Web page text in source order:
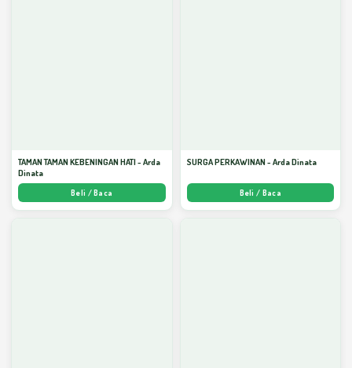
TAMAN TAMAN KEBENINGAN HATI - Arda
Dinata
Beli / Baca
SURGA PERKAWINAN - Arda Dinata
Beli / Baca